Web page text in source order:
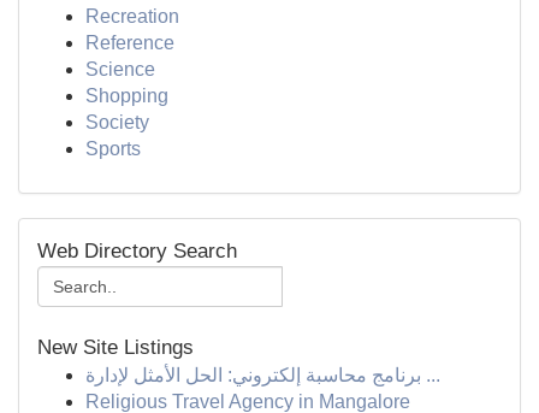
Recreation
Reference
Science
Shopping
Society
Sports
Web Directory Search
New Site Listings
برنامج محاسبة إلكتروني: الحل الأمثل لإدارة ...
Religious Travel Agency in Mangalore